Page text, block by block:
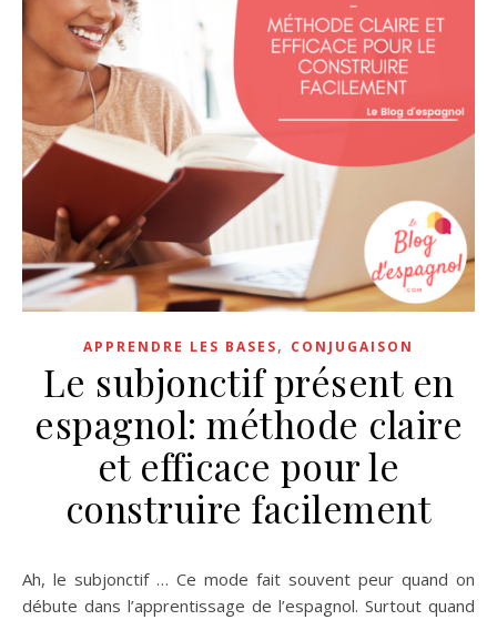
APPRENDRE LES BASES, CONJUGAISON
Le subjonctif présent en
espagnol: méthode claire
et efficace pour le
construire facilement
Ah, le subjonctif … Ce mode fait souvent peur quand on
débute dans l’apprentissage de l’espagnol. Surtout quand